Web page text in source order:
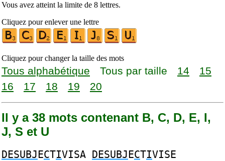
Vous avez atteint la limite de 8 lettres.
Cliquez pour enlever une lettre
Cliquez pour changer la taille des mots
Tous alphabétique Tous par taille 14
15
16
17 18 19 20
Il y a 38 mots contenant B, C, D, E, I,
J, S et U
DESUBJECTIVISA DESUBJECTIVISE